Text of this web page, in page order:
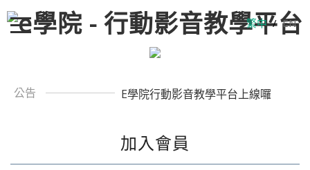
繁中 / EN
公告 E學院行動影音教學平台上線囉
加入會員